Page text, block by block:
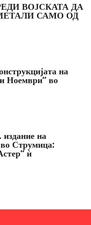
ВОЈСКАТА ДА
САМО ОД
на
Ноември“ во
на
Струмица:
ѝ